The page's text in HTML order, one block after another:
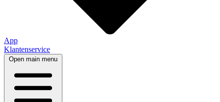
App
Klantenservice
Open main menu